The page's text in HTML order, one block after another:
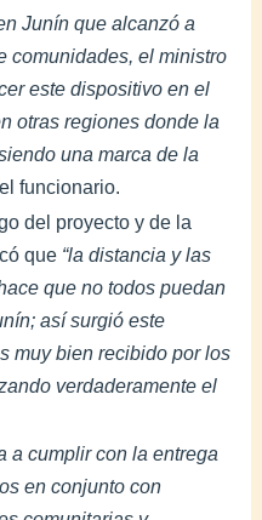
Junín que alcanzó a
comunidades, el ministro
este dispositivo en el
otras regiones donde la
una marca de la
funcionario.
del proyecto y de la
que “la distancia y las
que no todos puedan
así surgió este
muy bien recibido por los
verdaderamente el
a cumplir con la entrega
en conjunto con